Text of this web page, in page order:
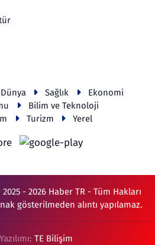
Dünya Sağlık
Ekonomi
Bilim ve Teknoloji
Turizm Yerel
- 2026 Haber TR - Tüm Hakları
gösterilmeden alıntı yapılamaz.
TE Bilişim